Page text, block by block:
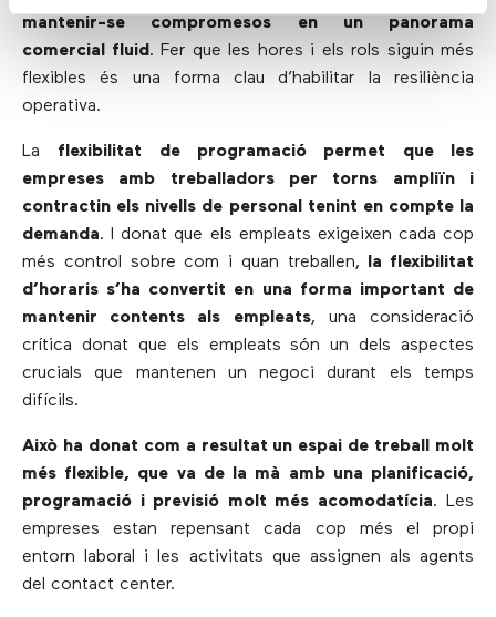
mantenir-se compromesos en un panorama
comercial fluid . Fer que les hores i els rols siguin més
flexibles és una forma clau d’habilitar la resiliència
operativa.
La flexibilitat de programació permet que les
empreses amb treballadors per torns ampliïn i
contractin els nivells de personal tenint en compte la
demanda. I donat que els empleats exigeixen cada cop
més control sobre com i quan treballen,
la flexibilitat
d’horaris s’ha convertit en una forma important de
mantenir contents als empleats, una consideració
crítica donat que els empleats són un dels aspectes
crucials que mantenen un negoci durant els temps
difícils.
Això ha donat com a resultat un espai de treball molt
més flexible, que va de la mà amb una planificació,
programació i previsió molt més acomodatícia. Les
empreses estan repensant cada cop més el propi
entorn laboral i les activitats que assignen als agents
del contact center.